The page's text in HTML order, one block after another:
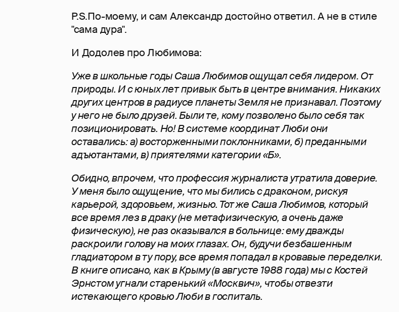
P.S.По-моему, и сам Александр достойно ответил. А не в стиле
''сама дура''.
И Додолев про Любимова:
Уже в школьные годы Саша Любимов ощущал себя лидером. От
природы. И с юных лет привык быть в центре внимания. Никаких
других центров в радиусе планеты Земля не признавал. Поэтому
у него не было друзей. Были те, кому позволено было себя так
позиционировать. Но! В системе координат Люби они
оставались: а) восторженными поклонниками, б) преданными
адъютантами, в) приятелями категории «Б».
Обидно, впрочем, что профессия журналиста утратила доверие.
У меня было ощущение, что мы бились с драконом, рискуя
карьерой, здоровьем, жизнью. Тот же Саша Любимов, который
все время лез в драку (не метафизическую, а очень даже
физическую), не раз оказывался в больнице: ему дважды
раскроили голову на моих глазах. Он, будучи безбашенным
гладиатором в ту пору, все время попадал в кровавые переделки.
В книге описано, как в Крыму (в августе 1988 года) мы с Костей
Эрнстом угнали старенький «Москвич», чтобы отвезти
истекающего кровью Люби в госпиталь.